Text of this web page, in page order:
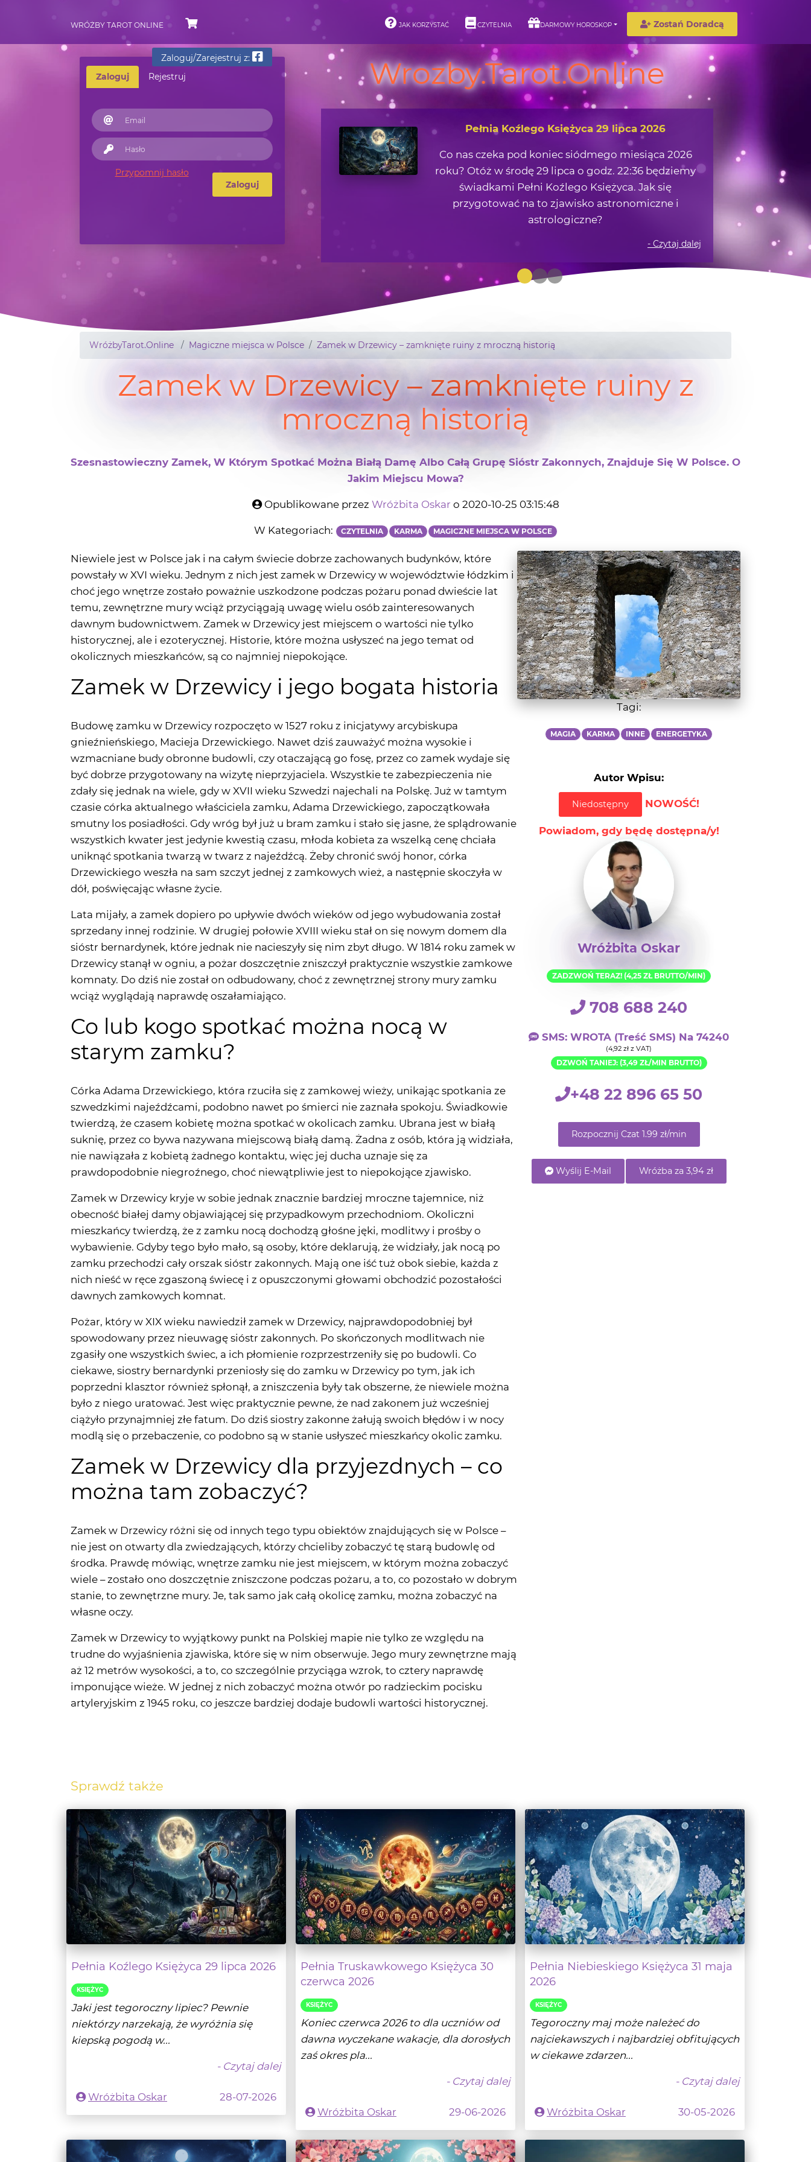
WRÓŻBY TAROT ONLINE JAK KORZYSTAĆ CZYTELNIA DARMOWY HOROSKOP Zostań Doradcą
Zaloguj Rejestruj
Zaloguj/Zarejestruj z:
Przypomnij hasło
Zaloguj
Wrozby.Tarot.Online
Asteroidy i ich wędrówka w okolicach Ziemi
Jaką lekcję życiową możemy zaczerpnąć z obserwacji
zjawisk na nocnym niebie?
- Czytaj dalej
Zamek w Drzewicy – zamknięte ruiny z mroczną historią
Zamek w Drzewicy – zamknięte ruiny z
mroczną historią
Szesnastowieczny Zamek, W Którym Spotkać Można Białą Damę Albo Całą Grupę Sióstr Zakonnych, Znajduje Się W Polsce. O
Jakim Miejscu Mowa?
Opublikowane przezWróżbita Oskaro 2020-10-25 03:15:48
powstały w XVI wieku. Jednym z nich jest zamek w Drzewicy w województwie łódzkim i
temu, zewnętrzne mury wciąż przyciągają uwagę wielu osób zainteresowanych
dawnym budownictwem. Zamek w Drzewicy jest miejscem o wartości nie tylko
historycznej, ale i ezoterycznej. Historie, które można usłyszeć na jego temat od
okolicznych mieszkańców, są co najmniej niepokojące.
Zamek w Drzewicy i jego bogata historia
Budowę zamku w Drzewicy rozpoczęto w 1527 roku z inicjatywy arcybiskupa
gnieźnieńskiego, Macieja Drzewickiego. Nawet dziś zauważyć można wysokie i
być dobrze przygotowany na wizytę nieprzyjaciela. Wszystkie te zabezpieczenia nie
zdały się jednak na wiele, gdy w XVII wieku Szwedzi najechali na Polskę. Już w tamtym
czasie córka aktualnego właściciela zamku, Adama Drzewickiego, zapoczątkowała
smutny los posiadłości. Gdy wróg był już u bram zamku i stało się jasne, że splądrowanie
wszystkich kwater jest jedynie kwestią czasu, młoda kobieta za wszelką cenę chciała
uniknąć spotkania twarzą w twarz z najeźdźcą. Żeby chronić swój honor, córka
Drzewickiego weszła na sam szczyt jednej z zamkowych wież, a następnie skoczyła w
dół, poświęcając własne życie.
Lata mijały, a zamek dopiero po upływie dwóch wieków od jego wybudowania został
sprzedany innej rodzinie. W drugiej połowie XVIII wieku stał on się nowym domem dla
Drzewicy stanął w ogniu, a pożar doszczętnie zniszczył praktycznie wszystkie zamkowe
komnaty. Do dziś nie został on odbudowany, choć z zewnętrznej strony mury zamku
wciąż wyglądają naprawdę oszałamiająco.
Co lub kogo spotkać można nocą w
starym zamku?
Córka Adama Drzewickiego, która rzuciła się z zamkowej wieży, unikając spotkania ze
szwedzkimi najeźdźcami, podobno nawet po śmierci nie zaznała spokoju. Świadkowie
suknię, przez co bywa nazywana miejscową białą damą. Żadna z osób, która ją widziała,
nie nawiązała z kobietą żadnego kontaktu, więc jej ducha uznaje się za
prawdopodobnie niegroźnego, choć niewątpliwie jest to niepokojące zjawisko.
Zamek w Drzewicy kryje w sobie jednak znacznie bardziej mroczne tajemnice, niż
obecność białej damy objawiającej się przypadkowym przechodniom. Okoliczni
wybawienie. Gdyby tego było mało, są osoby, które deklarują, że widziały, jak nocą po
zamku przechodzi cały orszak sióstr zakonnych. Mają one iść tuż obok siebie, każda z
nich nieść w ręce zgaszoną świecę i z opuszczonymi głowami obchodzić pozostałości
dawnych zamkowych komnat.
Pożar, który w XIX wieku nawiedził zamek w Drzewicy, najprawdopodobniej był
spowodowany przez nieuwagę sióstr zakonnych. Po skończonych modlitwach nie
ciekawe, siostry bernardynki przeniosły się do zamku w Drzewicy po tym, jak ich
poprzedni klasztor również spłonął, a zniszczenia były tak obszerne, że niewiele można
było z niego uratować. Jest więc praktycznie pewne, że nad zakonem już wcześniej
ciążyło przynajmniej złe fatum. Do dziś siostry zakonne żałują swoich błędów i w nocy
modlą się o przebaczenie, co podobno są w stanie usłyszeć mieszkańcy okolic zamku.
Zamek w Drzewicy dla przyjezdnych – co
można tam zobaczyć?
Zamek w Drzewicy różni się od innych tego typu obiektów znajdujących się w Polsce –
nie jest on otwarty dla zwiedzających, którzy chcieliby zobaczyć tę starą budowlę od
wiele – zostało ono doszczętnie zniszczone podczas pożaru, a to, co pozostało w dobrym
stanie, to zewnętrzne mury. Je, tak samo jak całą okolicę zamku, można zobaczyć na
własne oczy.
Zamek w Drzewicy to wyjątkowy punkt na Polskiej mapie nie tylko ze względu na
trudne do wyjaśnienia zjawiska, które się w nim obserwuje. Jego mury zewnętrzne mają
imponujące wieże. W jednej z nich zobaczyć można otwór po radzieckim pocisku
artyleryjskim z 1945 roku, co jeszcze bardziej dodaje budowli wartości historycznej.
Tagi:
MAGIA KARMA INNE ENERGETYKA
Autor Wpisu:
Powiadom, gdy będę dostępna/y!
Wróżbita Oskar
ZADZWOŃ TERAZ! (4,25 ZŁ BRUTTO/MIN)
708 688 240
(4,92 zł z VAT)
+48 22 896 65 50
Rozpocznij Czat 1.99 zł/min
Wyślij E-Mail Wróżba za 3,94 zł
Pełnia Koźlego Księżyca 29 lipca 2026
Jaki jest tegoroczny lipiec? Pewnie
niektórzy narzekają, że wyróżnia się
kiepską pogodą w...
- Czytaj dalej
Pełnia Truskawkowego Księżyca 30
czerwca 2026
KSIĘŻYC
Koniec czerwca 2026 to dla uczniów od
dawna wyczekane wakacje, dla dorosłych
zaś okres pla...
- Czytaj dalej
Pełnia Niebieskiego Księżyca 31 maja
2026
KSIĘŻYC
Tegoroczny maj może należeć do
najciekawszych i najbardziej obfitujących
w ciekawe zdarzen...
- Czytaj dalej